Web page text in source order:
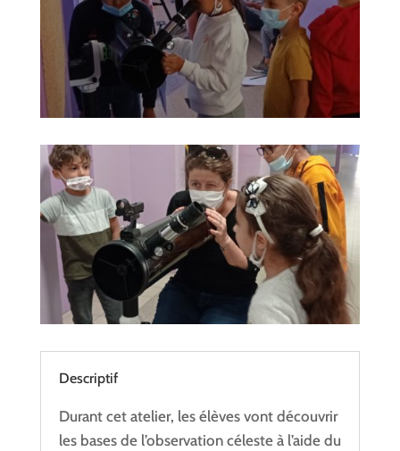
Descriptif
Durant cet atelier, les élèves vont découvrir
les bases de l’observation céleste à l’aide du